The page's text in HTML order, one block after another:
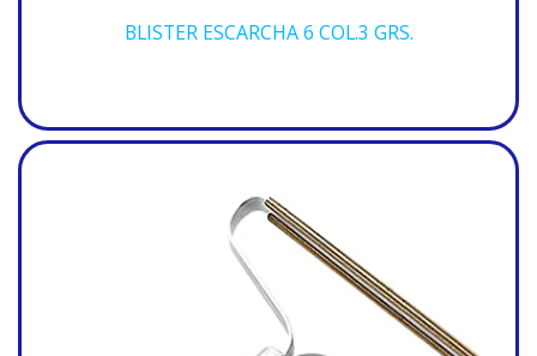
BLISTER ESCARCHA 6 COL.3 GRS.